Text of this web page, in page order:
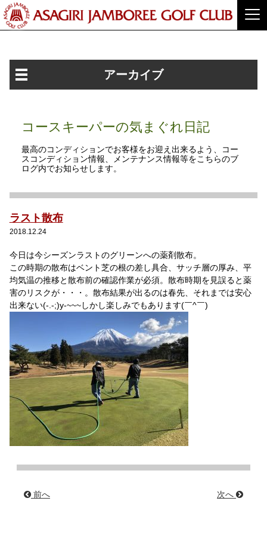
アーカイブ
コースキーパーの気まぐれ日記
最高のコンディションでお客様をお迎え出来るよう、コー
スコンディション情報、メンテナンス情報等をこちらのブ
ログ内でお知らせします。
ラスト散布
2018.12.24
今日は今シーズンラストのグリーンへの薬剤散布。
この時期の散布はベント芝の根の差し具合、サッチ層の厚み、平
均気温の推移と散布前の確認作業が必須。散布時期を見誤ると薬
害のリスクが・・・。散布結果が出るのは春先、それまでは安心
出来ない(-.-;)y-~~~しかし楽しみでもあります(￣^￣)
前へ 次へ